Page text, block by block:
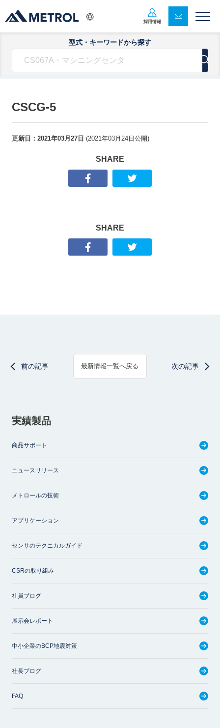
採用情報
型式・キーワードから探す
CSCG-5
更新日： 2021年03月27日 (2021年03月24日 公開)
SHARE
SHARE
前の記事 最新情報一覧へ戻る 次の記事
実績製品
商品サポート
ニュースリリース
メトロールの技術
アプリケーション
センサのテクニカルガイド
CSRの取り組み
社員ブログ
展示会レポート
中小企業のBCP地震対策
社長ブログ
FAQ